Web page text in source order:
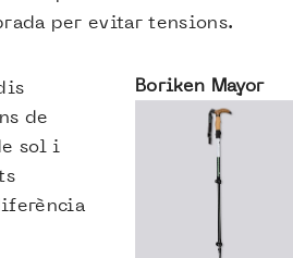
per evitar tensions.
de
sol i
Boriken Mayor